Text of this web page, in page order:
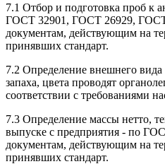
7.1 Отбор и подготовка проб к
ГОСТ 32901, ГОСТ 26929,
документам, действующим на
принявших стандарт.
7.2 Определение внешнего
запаха, цвета проводят
соответствии с требованиями
7.3 Определение массы нетто,
выпуске с предприятия - по
документам, действующим на
принявших стандарт.